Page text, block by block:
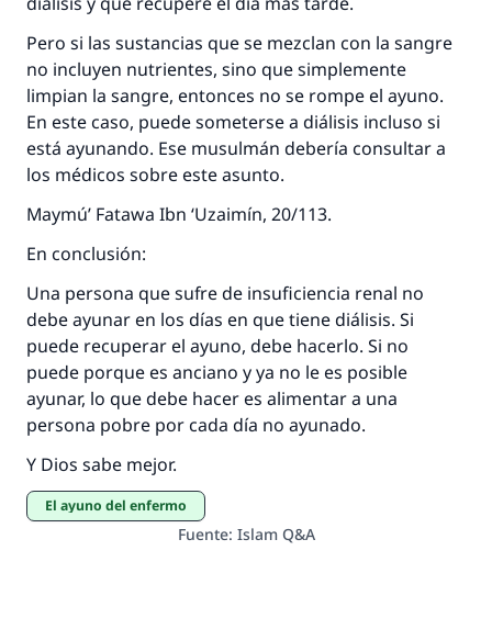
Pero si las sustancias que se mezclan con la sangre
no incluyen nutrientes, sino que simplemente
limpian la sangre, entonces no se rompe el ayuno.
En este caso, puede someterse a diálisis incluso si
está ayunando. Ese musulmán debería consultar a
los médicos sobre este asunto.
Maymú’ Fatawa Ibn ‘Uzaimín, 20/113.
En conclusión:
Una persona que sufre de insuficiencia renal no
debe ayunar en los días en que tiene diálisis. Si
puede recuperar el ayuno, debe hacerlo. Si no
puede porque es anciano y ya no le es posible
ayunar, lo que debe hacer es alimentar a una
persona pobre por cada día no ayunado.
Y Dios sabe mejor.
El ayuno del enfermo
Fuente: Islam Q&A